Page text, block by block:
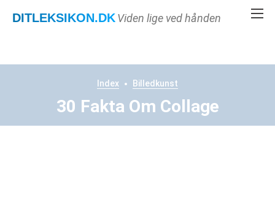
DITLEKSIKON.DKViden lige ved hånden
Index Billedkunst
30 Fakta Om Collage